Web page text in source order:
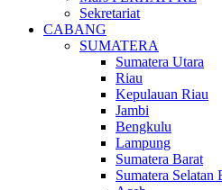
Sekretariat
CABANG
SUMATERA
Sumatera Utara
Riau
Kepulauan Riau
Jambi
Bengkulu
Lampung
Sumatera Barat
Sumatera